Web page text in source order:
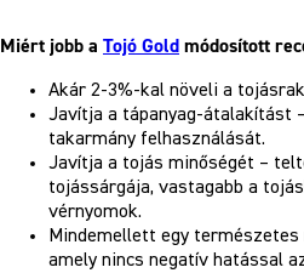
Miért jobb a Tojó Gold módosított
Akár 2-3%-kal növeli a
Javítja a tápanyag-átalakítást
takarmány felhasználását.
Javítja a tojás minőségét –
tojássárgája, vastagabb a
vérnyomok.
Mindemellett egy természetes
amely nincs negatív hatással